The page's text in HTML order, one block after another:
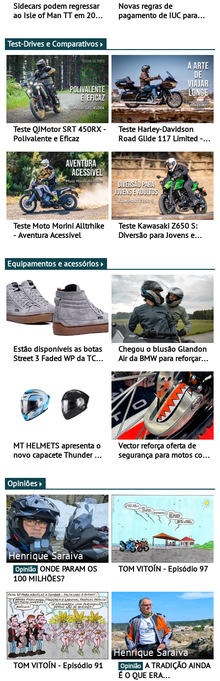
Sidecars podem regressar
ao Isle of Man TT em 2027
Novas regras de
pagamento de IUC para
Test-Drives e Comparativos
Teste QJMotor SRT 450RX -
Polivalente e Eficaz
Teste Harley-Davidson
Road Glide 117 Limited - A
Teste Moto Morini Alltrhike
- Aventura Acessível
Teste Kawasaki Z650 S:
Diversão para Jovens e
Equipamentos e acessórios
Estão disponíveis as botas
Street 3 Faded WP da TCX
Chegou o blusão Glandon
Air da BMW para reforçar
verão
MT HELMETS apresenta o
novo capacete Thunder 4 R
Vector reforça oferta de
segurança para motos com
Opiniões
Henrique Saraiva
Opinião
100 MILHÕES?
TOM VITOÍN - Episódio 97
TOM VITOÍN - Episódio 91
Henrique Saraiva
Opinião
É O QUE ERA…